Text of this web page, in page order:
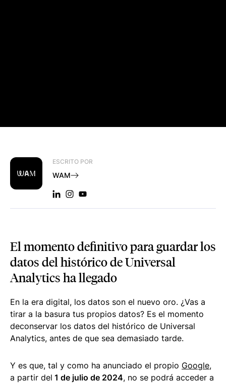
ESCRITO POR
WAM
LINKEDIN: WAM
INSTAGRAM: WAM
YOUTUBE: WAM
El momento definitivo para guardar los
datos del histórico de Universal
Analytics ha llegado
En la era digital, los datos son el nuevo oro. ¿Vas a
tirar a la basura tus propios datos? Es el momento
deconservar los datos del histórico de Universal
Analytics, antes de que sea demasiado tarde.
Y es que, tal y como ha anunciado el propio Google,
a partir del 1 de julio de 2024, no se podrá acceder a